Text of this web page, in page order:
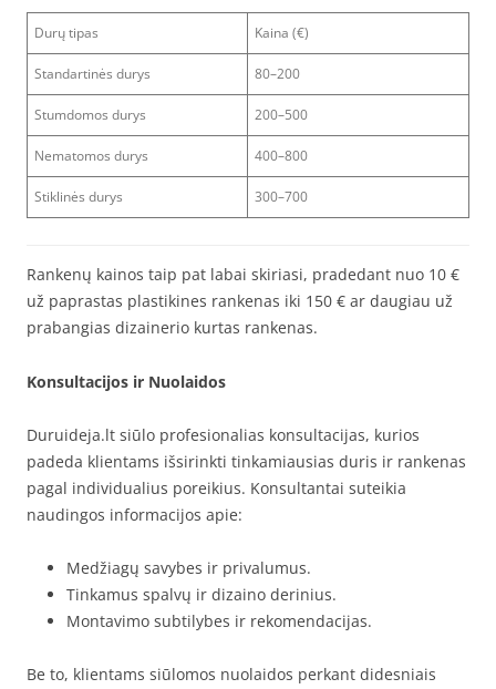
Durų tipas Kaina (€)
Standartinės durys 80–200
Stumdomos durys 200–500
Nematomos durys 400–800
Stiklinės durys 300–700
Rankenų kainos taip pat labai skiriasi, pradedant nuo 10 €
už paprastas plastikines rankenas iki 150 € ar daugiau už
prabangias dizainerio kurtas rankenas.
Konsultacijos ir Nuolaidos
Duruideja.lt siūlo profesionalias konsultacijas, kurios
padeda klientams išsirinkti tinkamiausias duris ir rankenas
pagal individualius poreikius. Konsultantai suteikia
naudingos informacijos apie:
Medžiagų savybes ir privalumus.
Tinkamus spalvų ir dizaino derinius.
Montavimo subtilybes ir rekomendacijas.
Be to, klientams siūlomos nuolaidos perkant didesniais